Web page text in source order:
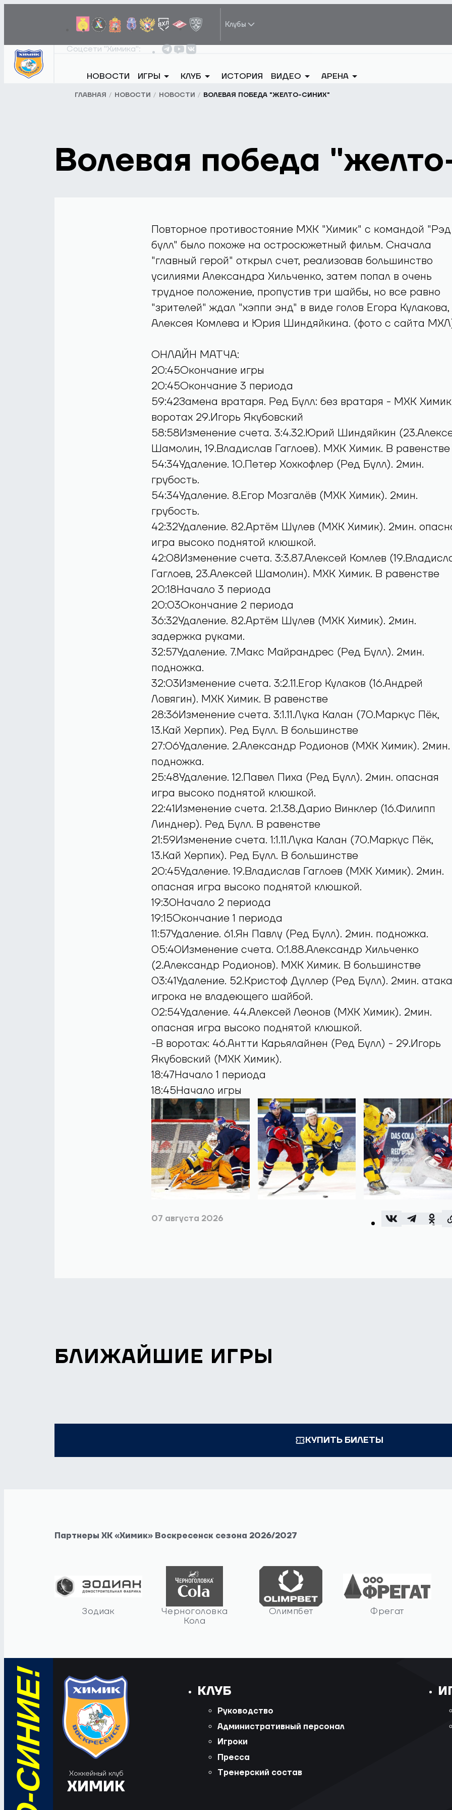
Клубы
Соцсети "Химика":
Волевая победа
Повторное противостояние МХК "Химик" с командой "Рэд
булл" было похоже на остросюжетный фильм. Сначала
"главный герой" открыл счет, реализовав большинство
усилиями Александра Хильченко, затем попал в очень
трудное положение, пропустив три шайбы, но все равно
"зрителей" ждал "хэппи энд" в виде голов Егора Кулакова,
Алексея Комлева и Юрия Шиндяйкина. (фото с сайта
ОНЛАЙН МАТЧА:
20:45Окончание игры
20:45Окончание 3 периода
59:42Замена вратаря. Ред Булл: без вратаря - МХК
воротах 29.Игорь Якубовский
58:58Изменение счета. 3:4.32.Юрий Шиндяйкин
Шамолин, 19.Владислав Гаглоев). МХК Химик. В равенстве
54:34Удаление. 10.Петер Хохкофлер (Ред Булл). 2мин.
грубость.
54:34Удаление. 8.Егор Мозгалёв (МХК Химик). 2мин.
грубость.
42:32Удаление. 82.Артём Шулев (МХК Химик). 2мин.
игра высоко поднятой клюшкой.
42:08Изменение счета. 3:3.87.Алексей Комлев
Гаглоев, 23.Алексей Шамолин). МХК Химик. В равенстве
20:18Начало 3 периода
20:03Окончание 2 периода
36:32Удаление. 82.Артём Шулев (МХК Химик). 2мин.
задержка руками.
32:57Удаление. 7.Макс Майрандрес (Ред Булл). 2мин.
подножка.
32:03Изменение счета. 3:2.11.Егор Кулаков (16.Андрей
Ловягин). МХК Химик. В равенстве
28:36Изменение счета. 3:1.11.Лука Калан (70.Маркус Пёк,
13.Кай Херпих). Ред Булл. В большинстве
27:06Удаление. 2.Александр Родионов (МХК Химик). 2мин.
подножка.
25:48Удаление. 12.Павел Пиха (Ред Булл). 2мин. опасная
игра высоко поднятой клюшкой.
22:41Изменение счета. 2:1.38.Дарио Винклер (16.Филипп
Линднер). Ред Булл. В равенстве
21:59Изменение счета. 1:1.11.Лука Калан (70.Маркус Пёк,
13.Кай Херпих). Ред Булл. В большинстве
20:45Удаление. 19.Владислав Гаглоев (МХК Химик). 2мин.
опасная игра высоко поднятой клюшкой.
19:30Начало 2 периода
19:15Окончание 1 периода
11:57Удаление. 61.Ян Павлу (Ред Булл). 2мин. подножка.
05:40Изменение счета. 0:1.88.Александр Хильченко
(2.Александр Родионов). МХК Химик. В большинстве
03:41Удаление. 52.Кристоф Дуллер (Ред Булл). 2мин. атака
игрока не владеющего шайбой.
02:54Удаление. 44.Алексей Леонов (МХК Химик). 2мин.
опасная игра высоко поднятой клюшкой.
-В воротах: 46.Антти Карьялайнен (Ред Булл) - 29.Игорь
Якубовский (МХК Химик).
18:47Начало 1 периода
18:45Начало игры
07 августа 2026
БЛИЖАЙШИЕ ИГРЫ
КУПИТЬ БИЛЕТЫ
Партнеры ХК «Химик» Воскресенск сезона 2026/2027
Зодиак
Черноголовка
Кола
Олимпбет Фрегат
Хоккейный клуб
ХИМИК
КЛУБ
Руководство
Административный персонал
Игроки
Пресса
Тренерский состав